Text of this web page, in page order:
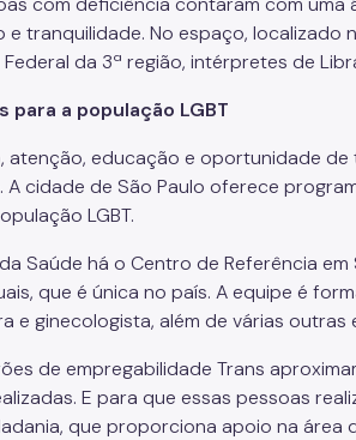
tranquilidade. No espaço, localizado
Federal da 3ª região, intérpretes de
para a população LGBT
atenção, educação e oportunidade
A cidade de São Paulo oferece
LGBT.
Saúde há o Centro de Referência
que é única no país. A equipe é
e ginecologista, além de várias outras
de empregabilidade Trans
E para que essas pessoas
que proporciona apoio na área